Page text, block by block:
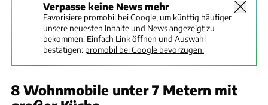
Verpasse keine News mehr
Favorisiere promobil bei Google, um künftig häufiger
unsere neuesten Inhalte und News angezeigt zu
bekommen. Einfach Link öffnen und Auswahl
bestätigen: promobil bei Google bevorzugen.
8 Wohnmobile unter 7 Metern mit